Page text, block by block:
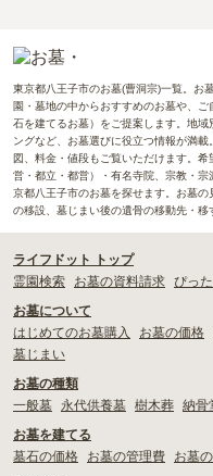
東京都八王子市のお墓(曹洞宗)一覧。お
園・墓地の中からおすすめのお墓や、
石を建てるお墓）をご提案します。地
ングなど、お墓選びに役立つ情報が満
図、料金・値段もご覧いただけます。
営・都立・都営）・有名寺院、宗教・
京都八王子市のお墓を探せます。お墓
の移設、墓じまい後の遺骨の移動先・移
ライフドット トップ
霊園検索
お墓の資料請求 ぴっ
お墓について
はじめてのお墓購入
お墓の価格
墓じまい
お墓の種類
一般墓
永代供養墓 樹木葬 納骨
お墓を建てる
墓石の価格
お墓の管理費
お墓